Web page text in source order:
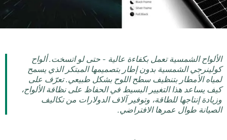
الألواح الشمسية تعمل بكفاءة عالية - حتى لو اتسخت. ألواح
كولينرجي الشمسية بدون إطار بتصميمها المبتكر الذي يسمح
لمياه الأمطار بتنظيف سطح اللوح بشكل طبيعي. تعرّف على
كيف يساعد هذا التغيير البسيط في الحفاظ على نظافة الألواح،
وزيادة إنتاجها للطاقة، وتوفير آلاف الدولارات من تكاليف
الصيانة طوال عمرها الافتراضي.